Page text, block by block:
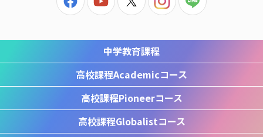
中学教育課程
高校課程Academicコース
高校課程Pioneerコース
高校課程Globalistコース